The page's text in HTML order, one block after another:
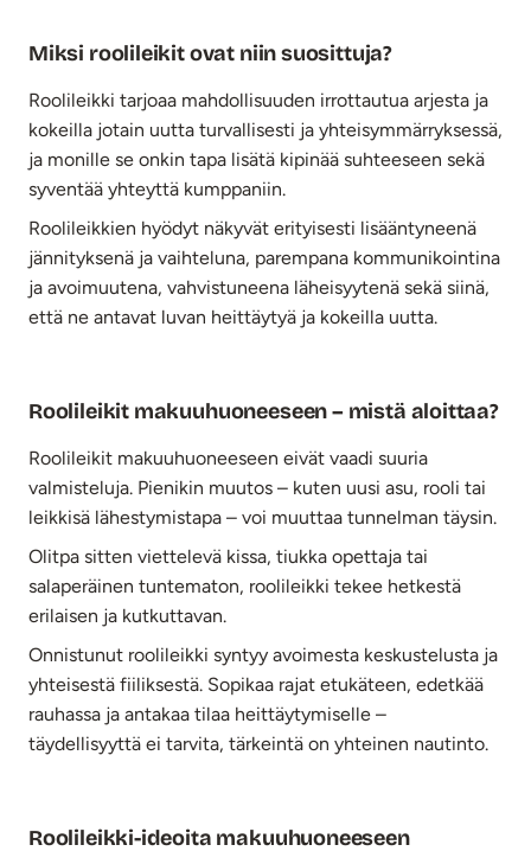
Miksi roolileikit ovat niin suosittuja?
Roolileikki tarjoaa mahdollisuuden irrottautua arjesta ja
kokeilla jotain uutta turvallisesti ja yhteisymmärryksessä,
ja monille se onkin tapa lisätä kipinää suhteeseen sekä
syventää yhteyttä kumppaniin.
Roolileikkien hyödyt näkyvät erityisesti lisääntyneenä
jännityksenä ja vaihteluna, parempana kommunikointina
ja avoimuutena, vahvistuneena läheisyytenä sekä siinä,
että ne antavat luvan heittäytyä ja kokeilla uutta.
Roolileikit makuuhuoneeseen – mistä aloittaa?
Roolileikit makuuhuoneeseen eivät vaadi suuria
valmisteluja. Pienikin muutos – kuten uusi asu, rooli tai
leikkisä lähestymistapa – voi muuttaa tunnelman täysin.
Olitpa sitten viettelevä kissa, tiukka opettaja tai
salaperäinen tuntematon, roolileikki tekee hetkestä
erilaisen ja kutkuttavan.
Onnistunut roolileikki syntyy avoimesta keskustelusta ja
yhteisestä fiiliksestä. Sopikaa rajat etukäteen, edetkää
rauhassa ja antakaa tilaa heittäytymiselle –
täydellisyyttä ei tarvita, tärkeintä on yhteinen nautinto.
Roolileikki-ideoita makuuhuoneeseen